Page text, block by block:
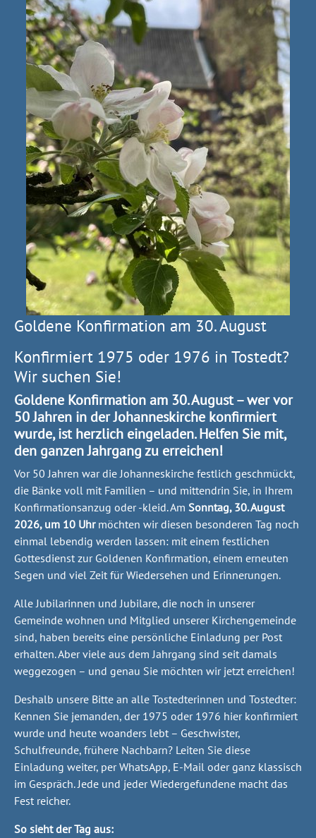
Goldene Konfirmation am 30. August
Konfirmiert 1975 oder 1976 in Tostedt?
Wir suchen Sie!
Goldene Konfirmation am 30. August – wer vor
50 Jahren in der Johanneskirche konfirmiert
wurde, ist herzlich eingeladen. Helfen Sie mit,
den ganzen Jahrgang zu erreichen!
Vor 50 Jahren war die Johanneskirche festlich geschmückt,
die Bänke voll mit Familien – und mittendrin Sie, in Ihrem
Konfirmationsanzug oder -kleid. Am Sonntag, 30. August
2026, um 10 Uhrmöchten wir diesen besonderen Tag noch
einmal lebendig werden lassen: mit einem festlichen
Gottesdienst zur Goldenen Konfirmation, einem erneuten
Segen und viel Zeit für Wiedersehen und Erinnerungen.
Alle Jubilarinnen und Jubilare, die noch in unserer
Gemeinde wohnen und Mitglied unserer Kirchengemeinde
sind, haben bereits eine persönliche Einladung per Post
erhalten. Aber viele aus dem Jahrgang sind seit damals
weggezogen – und genau Sie möchten wir jetzt erreichen!
Deshalb unsere Bitte an alle Tostedterinnen und Tostedter:
Kennen Sie jemanden, der 1975 oder 1976 hier konfirmiert
wurde und heute woanders lebt – Geschwister,
Schulfreunde, frühere Nachbarn? Leiten Sie diese
Einladung weiter, per WhatsApp, E-Mail oder ganz klassisch
im Gespräch. Jede und jeder Wiedergefundene macht das
Fest reicher.
So sieht der Tag aus: